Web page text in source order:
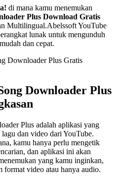
di mana kamu menemukan
Plus Download Gratis
Multilingual.Abelssoft YouTube
lunak untuk mengunduh
dan cepat.
Downloader Plus
Plus adalah aplikasi yang
dan video dari YouTube.
kamu hanya perlu mengetik
dan aplikasi ini akan
yang kamu inginkan,
format video atau hanya audio.